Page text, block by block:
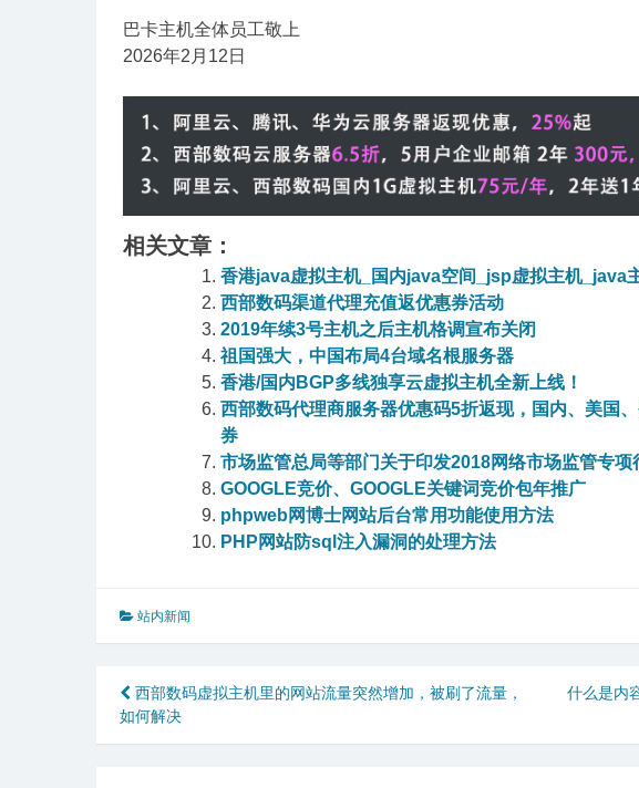
巴卡主机全体员工敬上
2026年2月12日
相关文章：
香港java虚拟主机_国内java空间_jsp虚拟主机_java
西部数码渠道代理充值返优惠券活动
2019年续3号主机之后主机格调宣布关闭
祖国强大，中国布局4台域名根服务器
香港/国内BGP多线独享云虚拟主机全新上线！
西部数码代理商服务器优惠码5折返现，国内、美国
券
市场监管总局等部门关于印发2018网络市场监管专
GOOGLE竞价、GOOGLE关键词竞价包年推广
phpweb网博士网站后台常用功能使用方法
PHP网站防sql注入漏洞的处理方法
站内新闻
文
章
西部数码虚拟主机里的网站流量突然增加，被刷了流量，
如何解决
什么是内